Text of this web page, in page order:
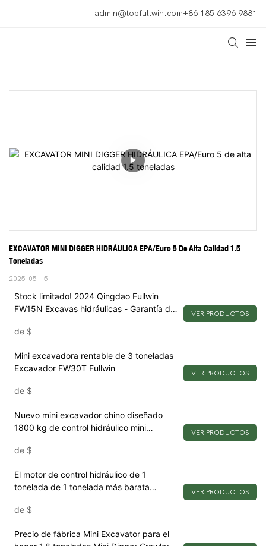
admin@topfullwin.com+86 185 6396 9881
EXCAVATOR MINI DIGGER HIDRÁULICA EPA/Euro 5 De Alta Calidad 1.5
Toneladas
2025-05-15
Stock limitado! 2024 Qingdao Fullwin
FW15N Excavas hidráulicas - Garantía de
de $
VER PRODUCTOS
Mini excavadora rentable de 3 toneladas
Excavador FW30T Fullwin
de $
VER PRODUCTOS
Nuevo mini excavador chino diseñado
1800 kg de control hidráulico mini
de $
VER PRODUCTOS
El motor de control hidráulico de 1
tonelada de 1 tonelada más barata
de $
VER PRODUCTOS
Precio de fábrica Mini Excavator para el